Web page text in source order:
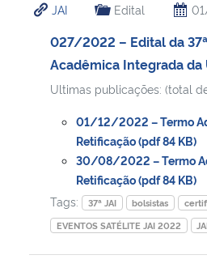
Controladoria-Geral da União
Secretaria de Governo
Gabinete de Segurança Institucional
JAI Edital
027/2022 – Edital da
Acadêmica Integrada da
Ultimas publicações: (total
01/12/2022 – Termo
Retificação (pdf 84 KB)
30/08/2022 – Termo
Retificação (pdf 84 KB)
Tags:
37ª JAI bolsistas
EVENTOS SATÉLITE JAI 2022